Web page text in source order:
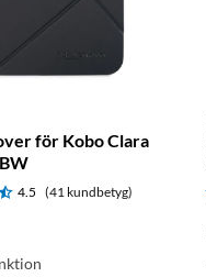
för Kobo Clara
4.5 (41 kundbetyg)